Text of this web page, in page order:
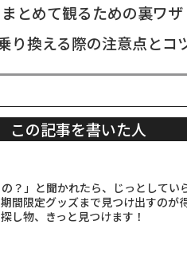
とめて観るための裏ワザ
り換える際の注意点とコ
この記事を書いた人
の？」と聞かれたら、じっとして
間限定グッズまで見つけ出すのが
し物、きっと見つけます！